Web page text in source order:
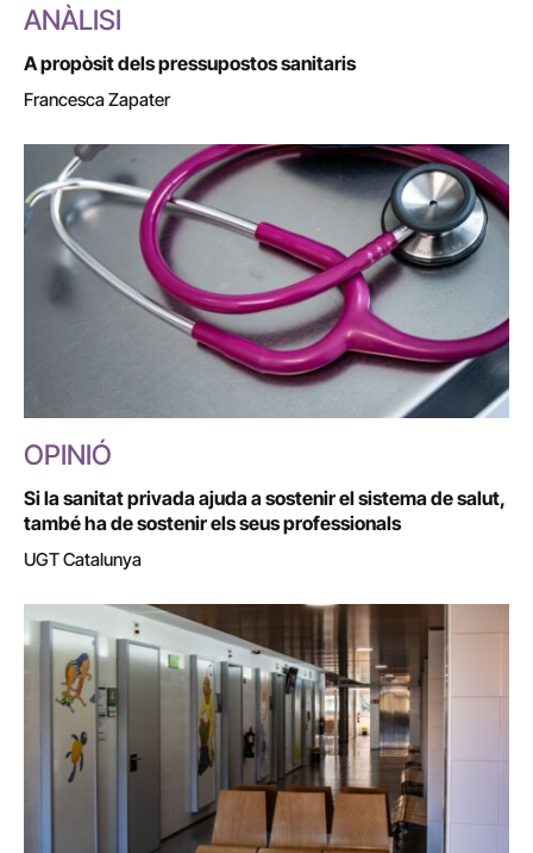
ANÀLISI
A propòsit dels pressupostos sanitaris
Francesca Zapater
OPINIÓ
Si la sanitat privada ajuda a sostenir el sistema de salut,
també ha de sostenir els seus professionals
UGT Catalunya